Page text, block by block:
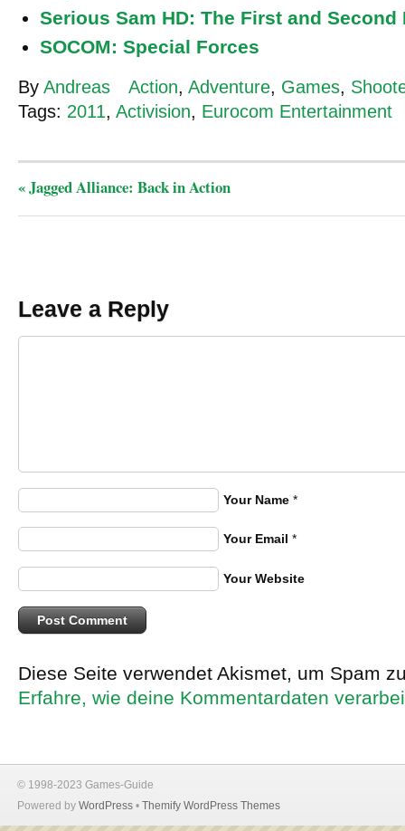
Serious Sam HD: The First and Second
SOCOM: Special Forces
By Andreas Action, Adventure, Games,
Tags: 2011, Activision, Eurocom Entertainment
«Jagged Alliance: Back in Action
Leave a Reply
Your Name *
Your Email *
Your Website
Diese Seite verwendet Akismet, um Spam
Erfahre, wie deine Kommentardaten
© 1998-2023 Games-Guide
Powered by WordPress • Themify WordPress Themes